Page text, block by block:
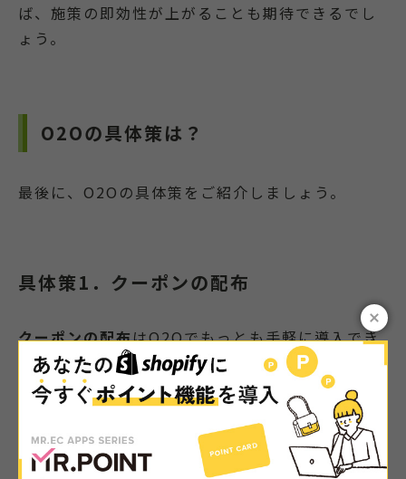
ば、施策の即効性が上がることも期待できるでし
ょう。
O2Oの具体策は？
最後に、O2Oの具体策をご紹介しましょう。
具体策1．クーポンの配布
クーポンの配布はO2Oでもっとも手軽に導入でき
る施策です。
EC上で商品を購入してくれたユーザーに対して、
実店舗で利用できるクーポンを配布。クーポンを
利用するユーザーを実店舗に誘導することができ